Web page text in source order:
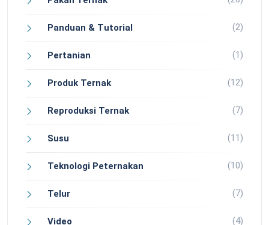
Panduan & Tutorial (2)
Pertanian (1)
Produk Ternak (12)
Reproduksi Ternak (7)
Susu (11)
Teknologi Peternakan (10)
Telur (7)
Video (4)